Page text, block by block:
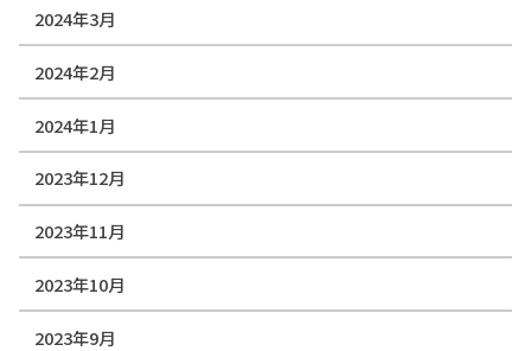
2024年3月
2024年2月
2024年1月
2023年12月
2023年11月
2023年10月
2023年9月